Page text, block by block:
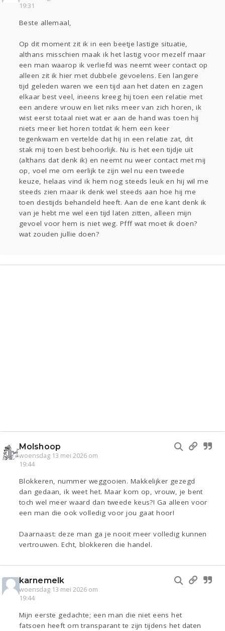
Sport
19:31
Beste allemaal,
Op dit moment zit ik in een beetje lastige situatie,
althans misschien maak ik het lastig voor mezelf maar
een man waarop ik verliefd was neemt weer contact op
alleen zit ik hier met dubbele gevoelens. Een langere
tijd geleden waren we een tijd aan het daten en zagen
elkaar best veel, ineens kreeg hij toen een relatie met
een andere vrouw en liet niks meer van zich horen, ik
wist eerst totaal niet wat er aan de hand was toen hij
niets meer liet horen totdat ik hem een keer
tegenkwam en vertelde dat hij in een relatie zat, dit
stak mij toen best behoorlijk. Nu is het een tijdje uit
(althans dat denk ik) en neemt nu weer contact met mij
op, voel me om eerlijk te zijn wel nu een tweede
keuze, helaas vind ik hem nog steeds leuk en hij wil me
steeds zien maar ik denk wel steeds aan hoe hij me
toen destijds behandeld heeft. Aan de ene kant denk ik
van je hebt me wel een tijd laten zitten, alleen mijn
gevoel voor hem is niet weg. Pfff wat moet ik doen?
wat zouden jullie doen?
Molshoop
woensdag 13 mei 2026 om
19:44
Blokkeren, nummer weggooien. Makkelijker gezegd
dan gedaan, ik weet het. Maar kom op, vrouw, je bent
toch wel meer waard dan tweede keus?! Ga alleen voor
een man die ook volledig voor jou gaat hoor!
Daarnaast: deze man ga je nooit meer volledig kunnen
vertrouwen. Echt, blokkeren die handel.
karnemelk
woensdag 13 mei 2026 om
19:44
Mijn eerste gedachte; een man die niet eens het
fatsoen heeft om transparant te zijn tijdens het daten